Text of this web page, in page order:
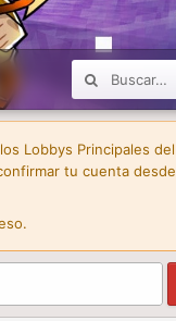
Lobbys Principales del
tu cuenta desde